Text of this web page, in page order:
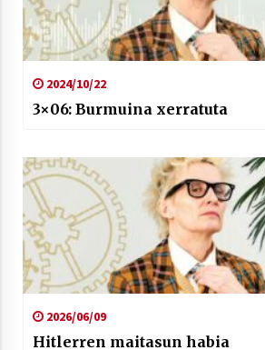
2024/10/22
3×06: Burmuina xerratuta
2026/06/09
Hitlerren maitasun habia